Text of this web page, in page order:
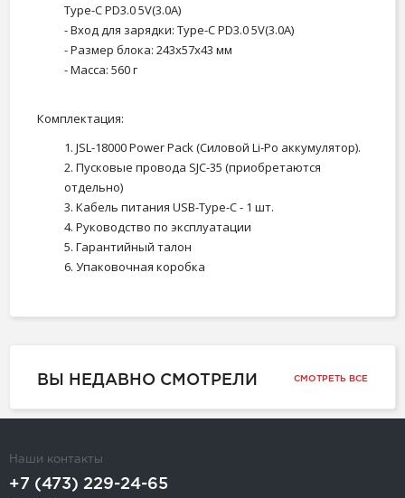
Type-C PD3.0 5V(3.0А)
- Вход для зарядки: Type-C PD3.0 5V(3.0A)
- Размер блока: 243x57x43 мм
- Масса: 560 г
Комплектация:
1. JSL-18000 Power Pack (Cиловой Li-Po аккумулятор).
2. Пусковые провода SJC-35 (приобретаются
отдельно)
3. Кабель питания USB-Type-C - 1 шт.
4. Руководство по эксплуатации
5. Гарантийный талон
6. Упаковочная коробка
ВЫ НЕДАВНО СМОТРЕЛИ СМОТРЕТЬ ВСЕ
Наши контакты
+7 (473) 229-24-65